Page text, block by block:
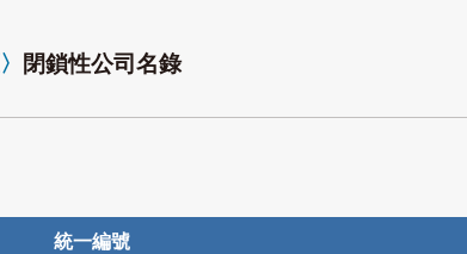
〉 閉鎖性公司名錄
統一編號